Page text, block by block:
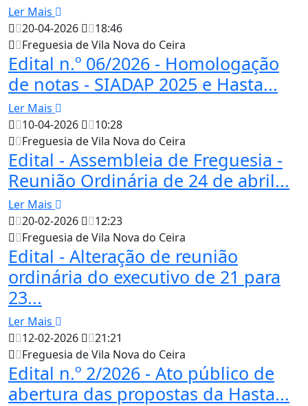
Ler Mais
20-04-2026
18:46
Freguesia de Vila Nova do Ceira
Edital n.º 06/2026 - Homologação
de notas - SIADAP 2025 e Hasta...
Ler Mais
10-04-2026
10:28
Freguesia de Vila Nova do Ceira
Edital - Assembleia de Freguesia -
Reunião Ordinária de 24 de abril...
Ler Mais
20-02-2026
12:23
Freguesia de Vila Nova do Ceira
Edital - Alteração de reunião
ordinária do executivo de 21 para
23...
Ler Mais
12-02-2026
21:21
Freguesia de Vila Nova do Ceira
Edital n.º 2/2026 - Ato público de
abertura das propostas da Hasta...